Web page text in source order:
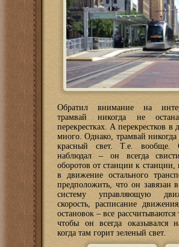
Обратил внимание на
трамвай никогда не
перекрестках. А перекрестков в
много. Однако, трамвай никогда
красный свет. Т.е. вообще.
наблюдал – он всегда
оборотов от станции к станции,
в движение остального
предположить, что он
систему управляющую
скорость, расписание
остановок – все рассчитываются
чтобы он всегда оказывался
когда там горит зеленый свет.